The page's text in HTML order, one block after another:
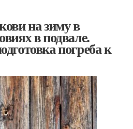
на зиму в
в подвале.
погреба к